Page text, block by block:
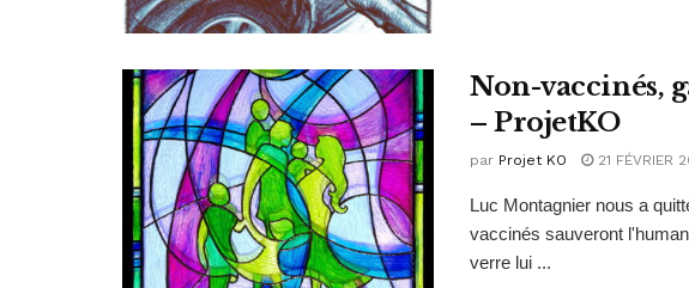
Non-vaccinés,
– ProjetKO
par Projet KO 21 FÉVRIER
Luc Montagnier nous a
vaccinés sauveront
verre lui ...